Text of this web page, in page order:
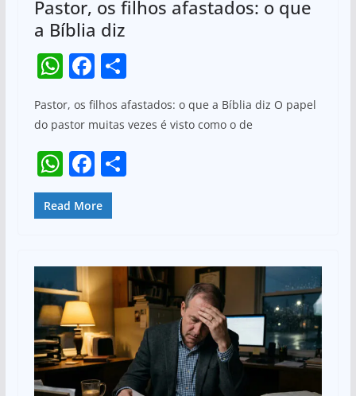
Pastor, os filhos afastados: o que
a Bíblia diz
W
at
s
A
p
p
F
a
c
e
b
o
o
S
h
ar
Pastor, os filhos afastados: o que a Bíblia diz O papel
do pastor muitas vezes é visto como o de
W
h
at
A
p
p
F
a
c
b
o
o
k
S
Read More